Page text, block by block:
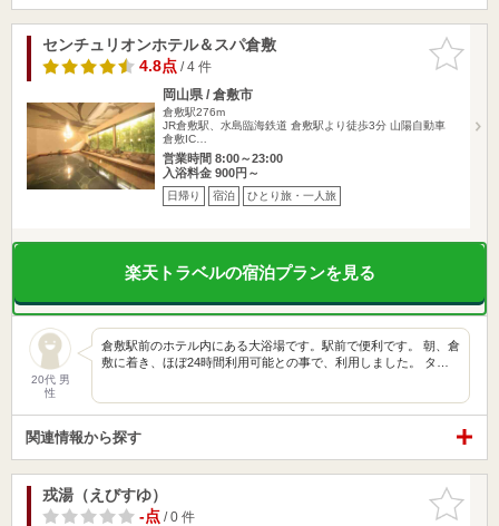
お気に入
りに追加
センチュリオンホテル＆スパ倉敷
4.8点/ 4 件
岡山県 / 倉敷市
倉敷駅276m
JR倉敷駅、水島臨海鉄道 倉敷駅より徒歩3分 山陽自動車
倉敷IC…
営業時間 8:00～23:00
入浴料金 900円～
日帰り 宿泊 ひとり旅・一人旅
楽天トラベルの宿泊プランを見る
20代 男
性
倉敷駅前のホテル内にある大浴場です。駅前で便利です。 朝、倉
敷に着き、ほぼ24時間利用可能との事で、利用しました。 タ…
関連情報から探す
お気に入
りに追加
戎湯（えびすゆ）
-点/ 0 件